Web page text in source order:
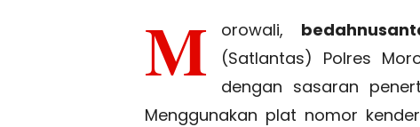
M orowali,
(Satlantas) Polres
dengan sasaran
Menggunakan plat nomor